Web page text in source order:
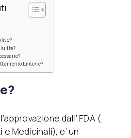
Emtone?
dall’ FDA (
Medicinali), e’ un